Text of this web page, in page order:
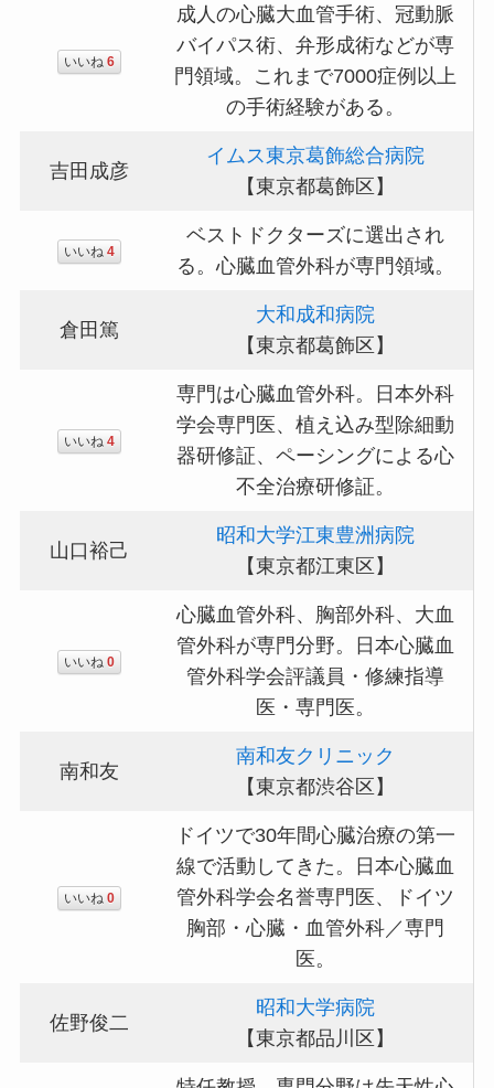
いいね 6
成人の心臓大血管手術、冠動脈
バイパス術、弁形成術などが専
門領域。これまで7000症例以上
の手術経験がある。
吉田成彦
イムス東京葛飾総合病院
【東京都葛飾区】
いいね 4
ベストドクターズに選出され
る。心臓血管外科が専門領域。
倉田篤
大和成和病院
【東京都葛飾区】
いいね 4
専門は心臓血管外科。日本外科
学会専門医、植え込み型除細動
器研修証、ペーシングによる心
不全治療研修証。
山口裕己
昭和大学江東豊洲病院
【東京都江東区】
いいね 0
心臓血管外科、胸部外科、大血
管外科が専門分野。日本心臓血
管外科学会評議員・修練指導
医・専門医。
南和友
南和友クリニック
【東京都渋谷区】
いいね 0
ドイツで30年間心臓治療の第一
線で活動してきた。日本心臓血
管外科学会名誉専門医、ドイツ
胸部・心臓・血管外科／専門
医。
佐野俊二
昭和大学病院
【東京都品川区】